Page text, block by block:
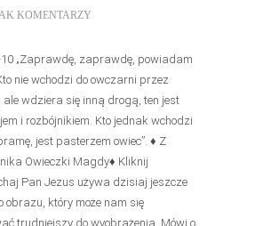
KOMENTARZY
10 „Zaprawdę, zaprawdę, powiadam
nie wchodzi do owczarni przez
ale wdziera się inną drogą, ten jest
i rozbójnikiem. Kto jednak wchodzi
jest pasterzem owiec”. ♦ Z
Owieczki Magdy♦ Kliknij
Pan Jezus używa dzisiaj jeszcze
obrazu, który może nam się
trudniejszy do wyobrażenia. Mówi o